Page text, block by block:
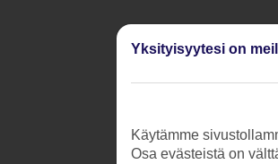
Yksityisyytesi on
Käytämme
Osa evästeistä on